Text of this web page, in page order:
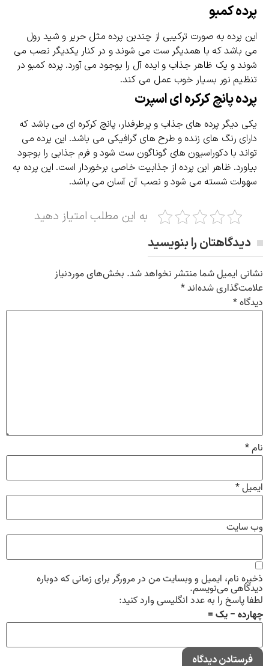
پرده کمبو
این پرده به صورت ترکیبی از چندین پرده مثل حریر و شید رول
می باشد که با همدیگر ست می شوند و در کنار یکدیگر نصب می
شوند و یک ظاهر جذاب و ایده آل را بوجود می آورد. پرده کمبو در
تنظیم نور بسیار خوب عمل می کند.
پرده پانچ کرکره ای اسپرت
یکی دیگر پرده های جذاب و پرطرفدار، پانچ کرکره ای می باشد که
دارای رنگ های زنده و طرح های گرافیکی می باشد. این پرده می
تواند با دکوراسیون های گوناگون ست شود و فرم جذابی را بوجود
بیاورد. ظاهر این پرده از جذابیت خاصی برخوردار است. این پرده به
سهولت شسته می شود و نصب آن آسان می باشد.
به این مطلب امتیاز دهید
دیدگاهتان را بنویسید
نشانی ایمیل شما منتشر نخواهد شد. بخش‌های موردنیاز
علامت‌گذاری شده‌اند*
دیدگاه*
نام*
ایمیل*
وب‌ سایت
ذخیره نام، ایمیل و وبسایت من در مرورگر برای زمانی که دوباره
دیدگاهی می‌نویسم.
لطفا پاسخ را به عدد انگلیسی وارد کنید:
چهارده − یک =